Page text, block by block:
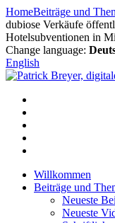
Zum
Inhalt
springen
HomeBeiträge und
dubiose Verkäufe
Hotelsubventionen in
Change language:
English
Willkommen
Beiträge und
Neueste
Neueste